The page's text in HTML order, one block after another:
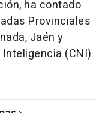
ha contado
Provinciales
Jaén y
(CNI)